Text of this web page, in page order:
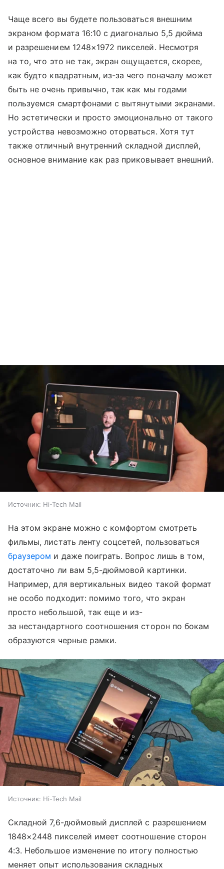
Чаще всего вы будете пользоваться внешним
экраном формата 16:10 с диагональю 5,5 дюйма
и разрешением 1248×1972 пикселей. Несмотря
на то, что это не так, экран ощущается, скорее,
как будто квадратным, из-за чего поначалу может
быть не очень привычно, так как мы годами
пользуемся смартфонами с вытянутыми экранами.
Но эстетически и просто эмоционально от такого
устройства невозможно оторваться. Хотя тут
также отличный внутренний складной дисплей,
основное внимание как раз приковывает внешний.
Источник: Hi-Tech Mail
На этом экране можно с комфортом смотреть
фильмы, листать ленту соцсетей, пользоваться
браузером и даже поиграть. Вопрос лишь в том,
достаточно ли вам 5,5-дюймовой картинки.
Например, для вертикальных видео такой формат
не особо подходит: помимо того, что экран
просто небольшой, так еще и из-
за нестандартного соотношения сторон по бокам
образуются черные рамки.
Источник: Hi-Tech Mail
Складной 7,6-дюймовый дисплей с разрешением
1848×2448 пикселей имеет соотношение сторон
4:3. Небольшое изменение по итогу полностью
меняет опыт использования складных